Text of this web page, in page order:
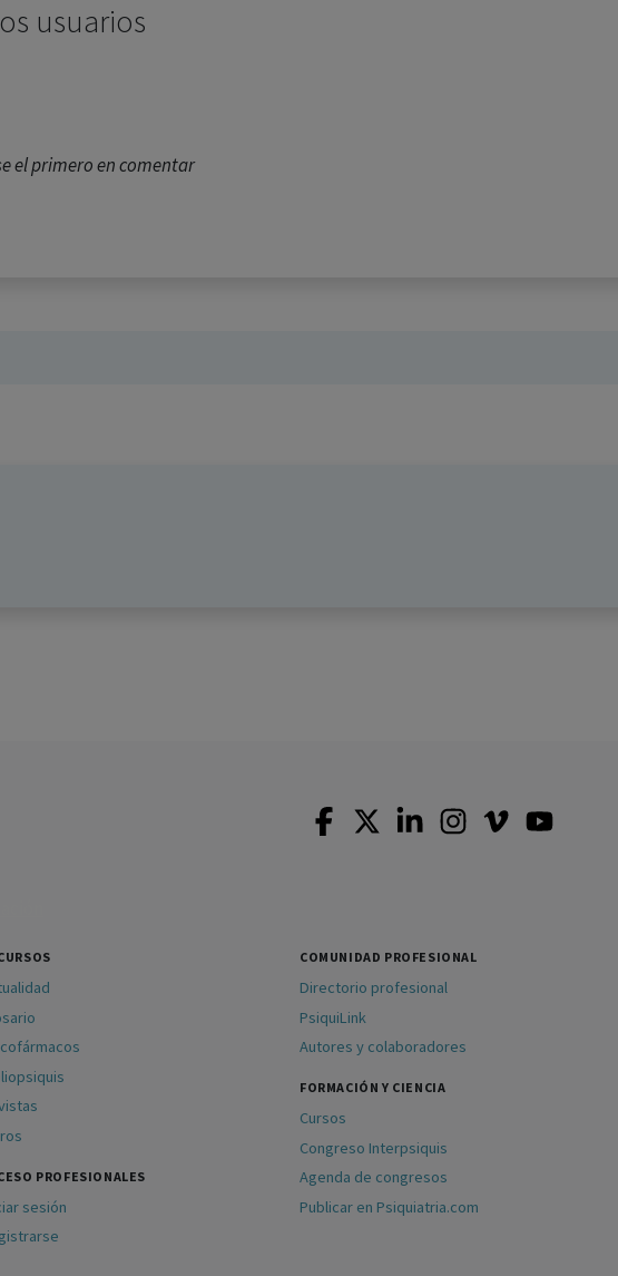
usuarios
el primero en comentar
PROFESIONALES
sesión
COMUNIDAD PROFESIONAL
Directorio profesional
PsiquiLink
Autores y colaboradores
FORMACIÓN Y CIENCIA
Cursos
Congreso Interpsiquis
Agenda de congresos
Publicar en Psiquiatria.com